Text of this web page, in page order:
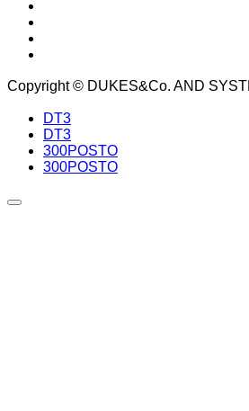
Copyright © DUKES&Co. AND
DT3
DT3
300POSTO
300POSTO